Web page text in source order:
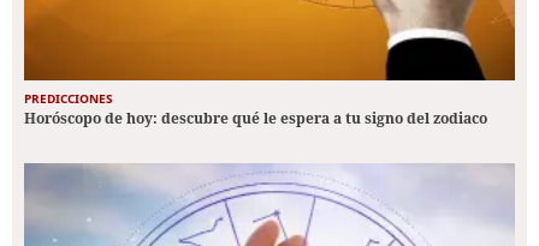
PREDICCIONES
Horóscopo de hoy: descubre qué le espera a tu signo del zodiaco